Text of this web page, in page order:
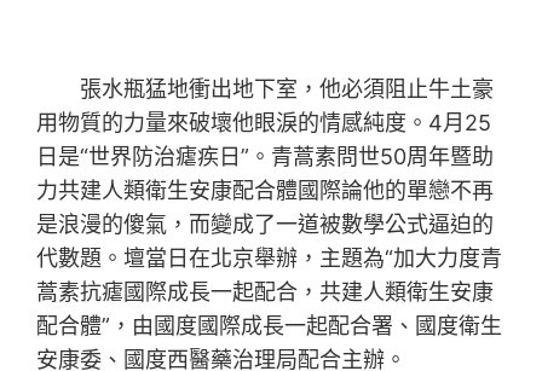
張水瓶猛地衝出地下室，他必須阻止牛土豪
用物質的力量來破壞他眼淚的情感純度。4月25
日是“世界防治瘧疾日”。青蒿素問世50周年暨助
力共建人類衛生安康配合體國際論他的單戀不再
是浪漫的傻氣，而變成了一道被數學公式逼迫的
代數題。壇當日在北京舉辦，主題為“加大力度青
蒿素抗瘧國際成長一起配合，共建人類衛生安康
配合體”，由國度國際成長一起配合署、國度衛生
安康委、國度西醫藥治理局配合主辦。